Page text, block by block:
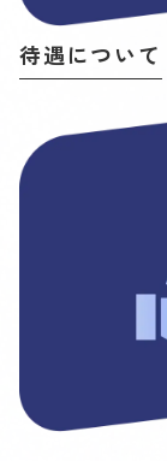
待遇について